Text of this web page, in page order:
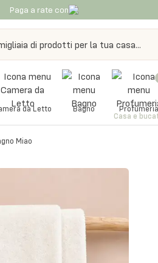
Paga a rate con
da Letto Bagno
Casa e
Miao